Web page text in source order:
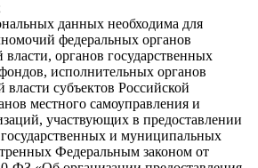
данных необходима для
федеральных органов
органов государственных
исполнительных органов
власти субъектов Российской
местного самоуправления и
участвующих в предоставлении
государственных и муниципальных
Федеральным законом от